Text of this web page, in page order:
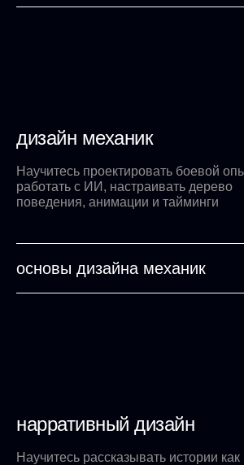
дизайн механик
Научитесь проектировать боевой
работать с ИИ, настраивать дерево
поведения, анимации и тайминги
основы дизайна механик
нарративный дизайн
Научитесь рассказывать истории как